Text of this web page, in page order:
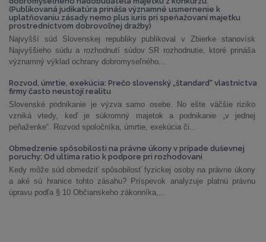
(Publikovaná judikatúra prináša významné usmernenie k
uplatňovaniu zásady nemo plus iuris pri speňažovaní majetku
prostredníctvom dobrovoľnej dražby)
Najvyšší súd Slovenskej republiky publikoval v Zbierke stanovísk
Najvyššieho súdu a rozhodnutí súdov SR rozhodnutie, ktoré prináša
významný výklad ochrany dobromyseľného...
Rozvod, úmrtie, exekúcia: Prečo slovenský „štandard“ vlastníctva
firmy často neustojí realitu
Slovenské podnikanie je výzva samo osebe. No ešte väčšie riziko
vzniká vtedy, keď je súkromný majetok a podnikanie „v jednej
peňaženke“. Rozvod spoločníka, úmrtie, exekúcia či...
Obmedzenie spôsobilosti na právne úkony v prípade duševnej
poruchy: Od ultima ratio k podpore pri rozhodovaní
Kedy môže súd obmedziť spôsobilosť fyzickej osoby na právne úkony
a aké sú hranice tohto zásahu? Príspevok analyzuje platnú právnu
úpravu podľa § 10 Občianskeho zákonníka,...